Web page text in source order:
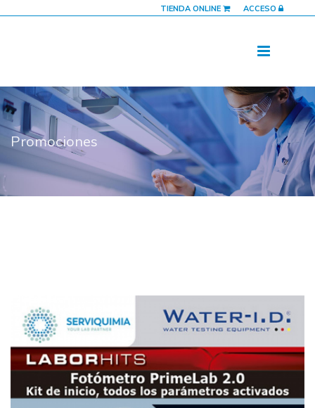
TIENDA ONLINE ACCESO
Promociones